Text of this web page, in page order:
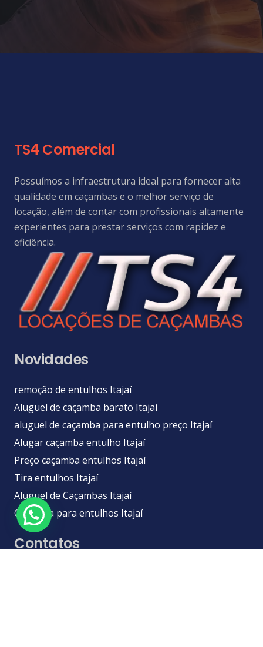
TS4 Comercial
Possuímos a infraestrutura ideal para fornecer alta
qualidade em caçambas e o melhor serviço de
locação, além de contar com profissionais altamente
experientes para prestar serviços com rapidez e
eficiência.
Novidades
remoção de entulhos Itajaí
Aluguel de caçamba barato Itajaí
aluguel de caçamba para entulho preço Itajaí
Alugar caçamba entulho Itajaí
Preço caçamba entulhos Itajaí
Tira entulhos Itajaí
Aluguel de Caçambas Itajaí
Caçamba para entulhos Itajaí
Contatos